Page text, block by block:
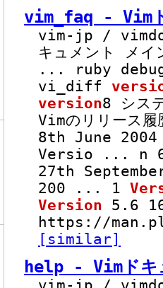
vim_faq - Vim
vim-jp /
キュメント メ
...
ruby
vi_diff
version8 シス
Vimのリリース
8th June
Versio
...
n
27th
200
... 1
Version 5.6
https://
[similar]
help - Vimドキ